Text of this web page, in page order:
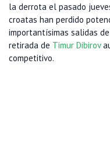
la derrota el pasado
croatas han perdido
importantísimas salidas de
retirada de Timur Dibirov
competitivo.